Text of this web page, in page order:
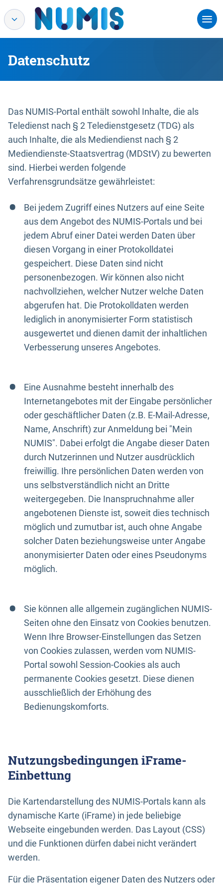
Datenschutz
Das NUMIS-Portal enthält sowohl Inhalte, die als
Teledienst nach § 2 Teledienstgesetz (TDG) als
auch Inhalte, die als Mediendienst nach § 2
Mediendienste-Staatsvertrag (MDStV) zu bewerten
sind. Hierbei werden folgende
Verfahrensgrundsätze gewährleistet:
Bei jedem Zugriff eines Nutzers auf eine Seite
aus dem Angebot des NUMIS-Portals und bei
jedem Abruf einer Datei werden Daten über
diesen Vorgang in einer Protokolldatei
gespeichert. Diese Daten sind nicht
personenbezogen. Wir können also nicht
nachvollziehen, welcher Nutzer welche Daten
abgerufen hat. Die Protokolldaten werden
lediglich in anonymisierter Form statistisch
ausgewertet und dienen damit der inhaltlichen
Verbesserung unseres Angebotes.
Eine Ausnahme besteht innerhalb des
Internetangebotes mit der Eingabe persönlicher
oder geschäftlicher Daten (z.B. E-Mail-Adresse,
Name, Anschrift) zur Anmeldung bei "Mein
NUMIS". Dabei erfolgt die Angabe dieser Daten
durch Nutzerinnen und Nutzer ausdrücklich
freiwillig. Ihre persönlichen Daten werden von
uns selbstverständlich nicht an Dritte
weitergegeben. Die Inanspruchnahme aller
angebotenen Dienste ist, soweit dies technisch
möglich und zumutbar ist, auch ohne Angabe
solcher Daten beziehungsweise unter Angabe
anonymisierter Daten oder eines Pseudonyms
möglich.
Sie können alle allgemein zugänglichen NUMIS-
Seiten ohne den Einsatz von Cookies benutzen.
Wenn Ihre Browser-Einstellungen das Setzen
von Cookies zulassen, werden vom NUMIS-
Portal sowohl Session-Cookies als auch
permanente Cookies gesetzt. Diese dienen
ausschließlich der Erhöhung des
Bedienungskomforts.
Nutzungsbedingungen iFrame-
Einbettung
Die Kartendarstellung des NUMIS-Portals kann als
dynamische Karte (iFrame) in jede beliebige
Webseite eingebunden werden. Das Layout (CSS)
und die Funktionen dürfen dabei nicht verändert
werden.
Für die Präsentation eigener Daten des Nutzers oder